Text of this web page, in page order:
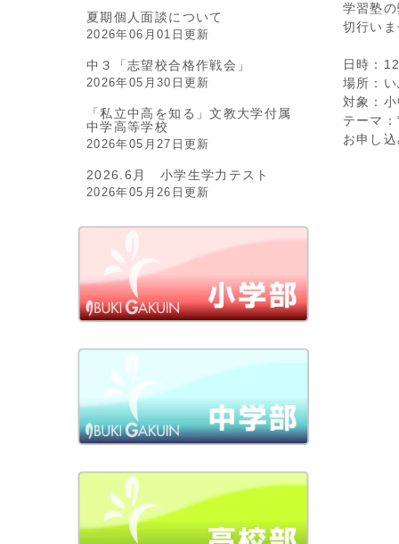
学習塾
切行い
日時：
場所：
対象：
テーマ
お申し
夏期個人面談について
2026年06月01日更新
中３「志望校合格作戦会」
2026年05月30日更新
「私立中高を知る」文教大学付属
中学高等学校
2026年05月27日更新
2026.6月 小学生学力テスト
2026年05月26日更新